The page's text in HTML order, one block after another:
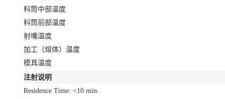
料筒中部温度
料筒前部温度
射嘴温度
加工（熔体）温度
模具温度
注射说明
Residence Time: <10 min.